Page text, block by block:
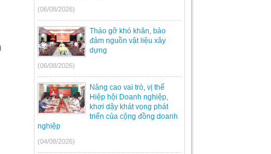
(06/08/2026)
Tháo gỡ khó khăn, bảo
đảm nguồn vật liệu xây
dựng
(06/08/2026)
Nâng cao vai trò, vị thế
Hiệp hội Doanh nghiệp,
khơi dậy khát vọng phát
triển của cộng đồng doanh
nghiệp
(04/08/2026)